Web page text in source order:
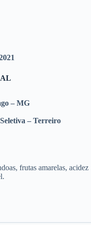
– MG
– Terreiro
frutas amarelas, acidez